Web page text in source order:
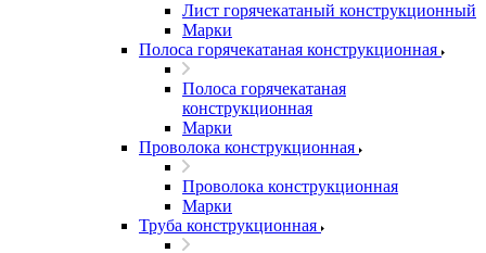
Лист горячекатаный конструкционный
Марки
Полоса горячекатаная конструкционная
Полоса горячекатаная
конструкционная
Марки
Проволока конструкционная
Проволока конструкционная
Марки
Труба конструкционная